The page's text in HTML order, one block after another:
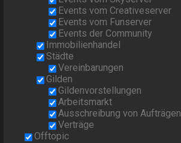
Events vom Creativeserver
Events vom Funserver
Events der Community
Immobilienhandel
Städte
Vereinbarungen
Gilden
Gildenvorstellungen
Arbeitsmarkt
Ausschreibung von Aufträgen
Verträge
Offtopic